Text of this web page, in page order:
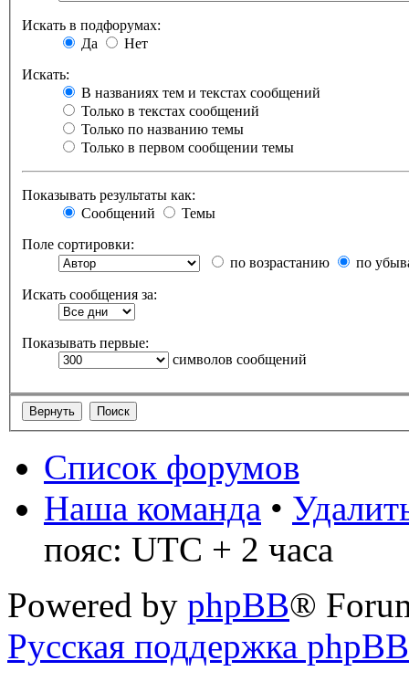
Искать в подфорумах:
Да
Нет
Искать:
В названиях тем и текстах сообщений
Только в текстах сообщений
Только по названию темы
Только в первом сообщении темы
Показывать результаты как:
Сообщений
Темы
Поле сортировки:
по возрастанию
по
Искать сообщения за:
Показывать первые:
символов сообщений
Список форумов
Наша команда •
пояс: UTC + 2 часа
Powered by phpBB®
Русская поддержка phpBB